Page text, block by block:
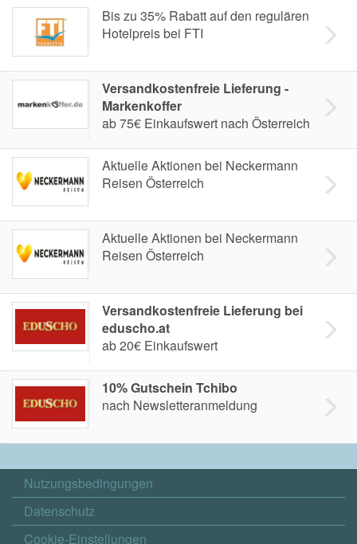
Bis zu 35% Rabatt auf den regulären
Hotelpreis bei FTI
Versandkostenfreie Lieferung -
Markenkoffer
ab 75€ Einkaufswert nach Österreich
Aktuelle Aktionen bei Neckermann
Reisen Österreich
Aktuelle Aktionen bei Neckermann
Reisen Österreich
Versandkostenfreie Lieferung bei
eduscho.at
ab 20€ Einkaufswert
10% Gutschein Tchibo
nach Newsletteranmeldung
Nutzungsbedingungen
Datenschutz
Cookie-Einstellungen